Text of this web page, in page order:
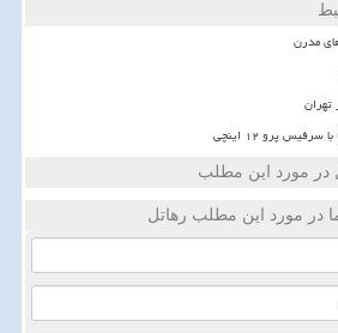
مدرن
تهران
در مورد این مطلب
در مورد این مطلب رهاتل